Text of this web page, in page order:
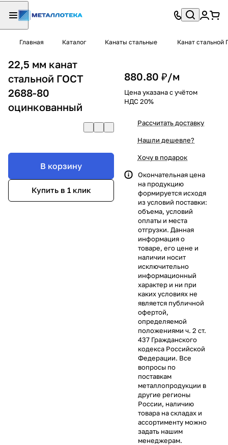
Главная Каталог Канаты стальные Канат стальной
22,5 мм канат
стальной ГОСТ
2688-80
оцинкованный
В корзину
Купить в 1 клик
880.80 ₽/м
Цена указана с учётом
НДС 20%
Рассчитать доставку
Нашли дешевле?
Хочу в подарок
Окончательная цена
на продукцию
формируется исходя
из условий поставки:
объема, условий
оплаты и места
отгрузки. Данная
информация о
товаре, его цене и
наличии носит
исключительно
информационный
характер и ни при
каких условиях не
является публичной
офертой,
определяемой
положениями ч. 2 ст.
437 Гражданского
кодекса Российской
Федерации. Все
вопросы по
поставкам
металлопродукции в
другие регионы
России, наличию
товара на складах и
ассортименту можно
задать нашим
менеджерам.